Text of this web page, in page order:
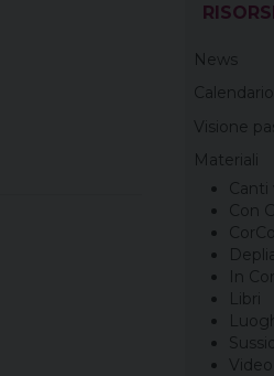
News
Visione
Materiali
Canti
Con
In
Libri
Video